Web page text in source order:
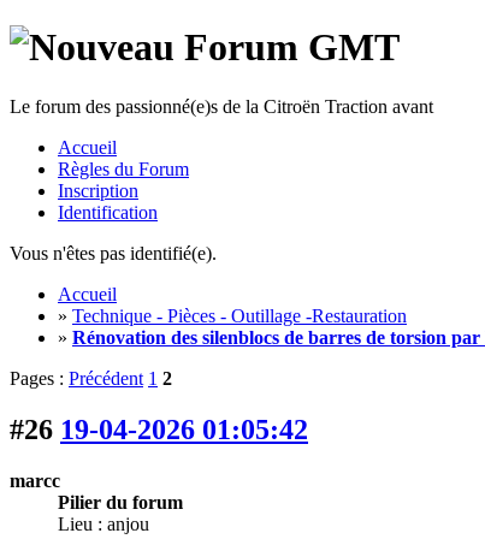
Le forum des passionné(e)s de la Citroën Traction avant
Accueil
Règles du Forum
Inscription
Identification
Vous n'êtes pas identifié(e).
Accueil
» Technique - Pièces - Outillage -Restauration
» Rénovation des silenblocs de barres de torsion
Pages : Précédent 1 2
#26 19-04-2026 01:05:42
marcc
Pilier du forum
Lieu : anjou